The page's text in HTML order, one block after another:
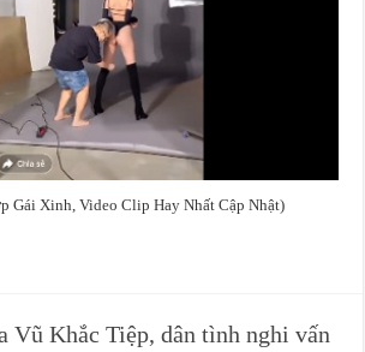
Gái Xinh, Video Clip Hay Nhất Cập Nhật)
Vũ Khắc Tiệp, dân tình nghi vấn